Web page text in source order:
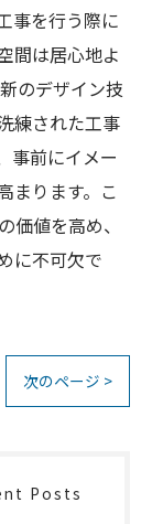
事を行う際に
間は居心地よ
のデザイン技
練された工事
事前にイメー
まります。こ
価値を高め、
に不可欠で
次のページ >
Posts